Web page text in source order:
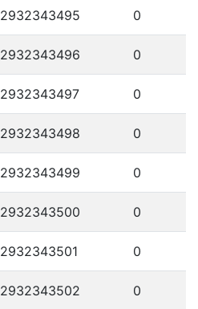
2932343495 0
2932343496 0
2932343497 0
2932343498 0
2932343499 0
2932343500 0
2932343501 0
2932343502 0